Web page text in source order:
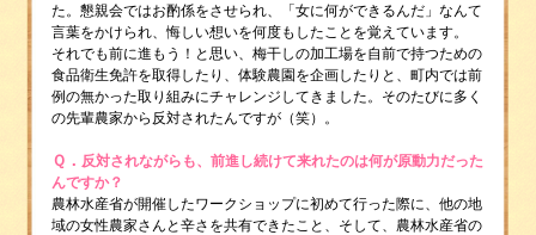
た。懇親会ではお酌係をさせられ、「女に何ができるんだ」なんて
言葉をかけられ、悔しい想いを何度もしたことを覚えています。
それでも前に進もう！と思い、梅干しの加工場を自前で持つための
食品衛生免許を取得したり、体験農園を企画したりと、町内では前
例の無かった取り組みにチャレンジしてきました。そのたびに多く
の先輩農家から反対されたんですが（笑）。
Ｑ． 反対されながらも、前進し続けて来れたのは何が原動力だった
んですか？
農林水産省が開催したワークショップに初めて行った際に、他の地
域の女性農家さんと辛さを共有できたこと、そして、農林水産省の